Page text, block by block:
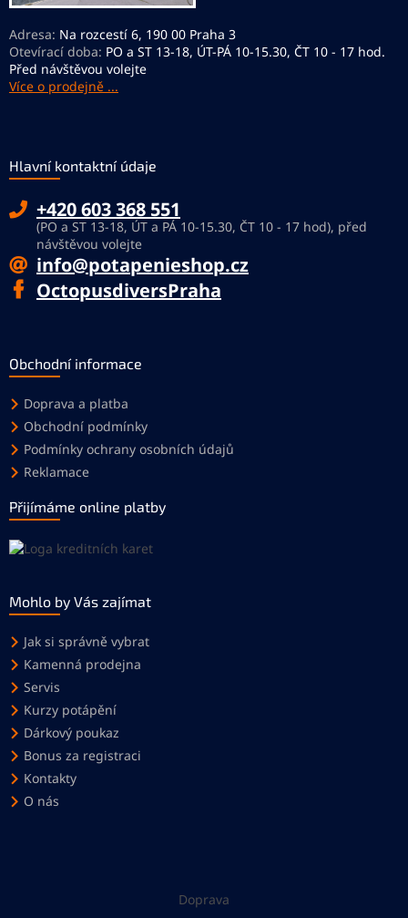
Adresa: Na rozcestí 6, 190 00 Praha 3
Otevírací doba: PO a ST 13-18, ÚT-PÁ 10-15.30, ČT 10 - 17 hod.
Před návštěvou volejte
Více o prodejně ...
Hlavní kontaktní údaje
+420 603 368 551
(PO a ST 13-18, ÚT a PÁ 10-15.30, ČT 10 - 17 hod), před
návštěvou volejte
info@potapenieshop.cz
OctopusdiversPraha
Obchodní informace
Doprava a platba
Obchodní podmínky
Podmínky ochrany osobních údajů
Reklamace
Přijímáme online platby
Mohlo by Vás zajímat
Jak si správně vybrat
Kamenná prodejna
Servis
Kurzy potápění
Dárkový poukaz
Bonus za registraci
Kontakty
O nás
Doprava